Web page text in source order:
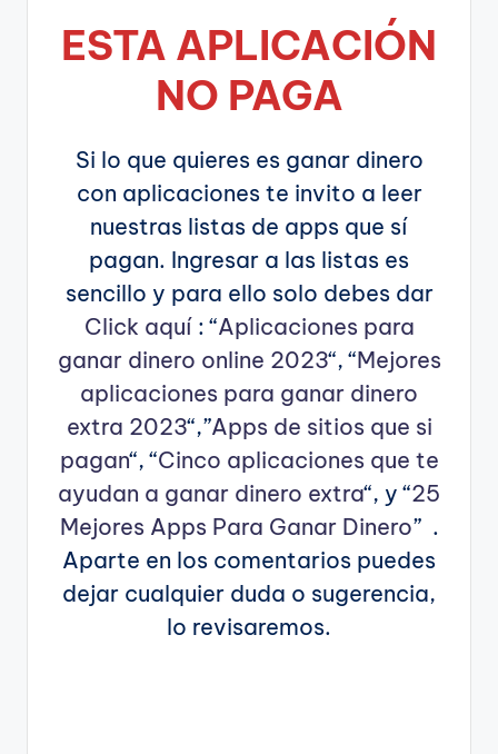
ESTA APLICACIÓN
NO PAGA
Si lo que quieres es ganar dinero
con aplicaciones te invito a leer
nuestras listas de apps que sí
pagan. Ingresar a las listas es
sencillo y para ello solo debes dar
Click aquí: “Aplicaciones para
ganar dinero online 2023“, “Mejores
aplicaciones para ganar dinero
extra 2023“,”Apps de sitios que si
pagan“, “Cinco aplicaciones que te
ayudan a ganar dinero extra“, y “25
Mejores Apps Para Ganar Dinero” .
Aparte en los comentarios puedes
dejar cualquier duda o sugerencia,
lo revisaremos.